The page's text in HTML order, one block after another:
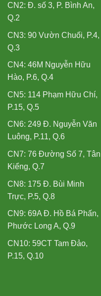
CN2: Đ. số 3, P. Bình An,
Q.2
CN3: 90 Vườn Chuối, P.4,
Q.3
CN4: 46M Nguyễn Hữu
Hào, P.6, Q.4
CN5: 114 Phạm Hữu Chí,
P.15, Q.5
CN6: 249 Đ. Nguyễn Văn
Luông, P.11, Q.6
CN7: 76 Đường Số 7, Tân
Kiểng, Q.7
CN8: 175 Đ. Bùi Minh
Trực, P.5, Q.8
CN9: 69A Đ. Hồ Bá Phấn,
Phước Long A, Q.9
CN10: 59CT Tam Đảo,
P.15, Q.10